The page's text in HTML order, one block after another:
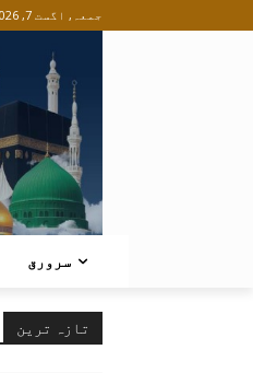
جمعہ, اگست 7, 2026
سرورق
تازہ ترین